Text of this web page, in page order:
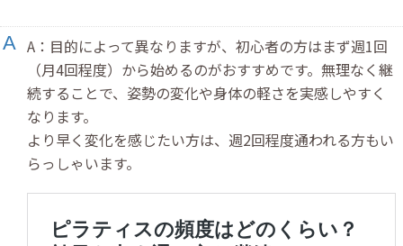
A：目的によって異なりますが、初心者の方はまず週1回
（月4回程度）から始めるのがおすすめです。無理なく継
続することで、姿勢の変化や身体の軽さを実感しやすく
なります。
より早く変化を感じたい方は、週2回程度通われる方もい
らっしゃいます。